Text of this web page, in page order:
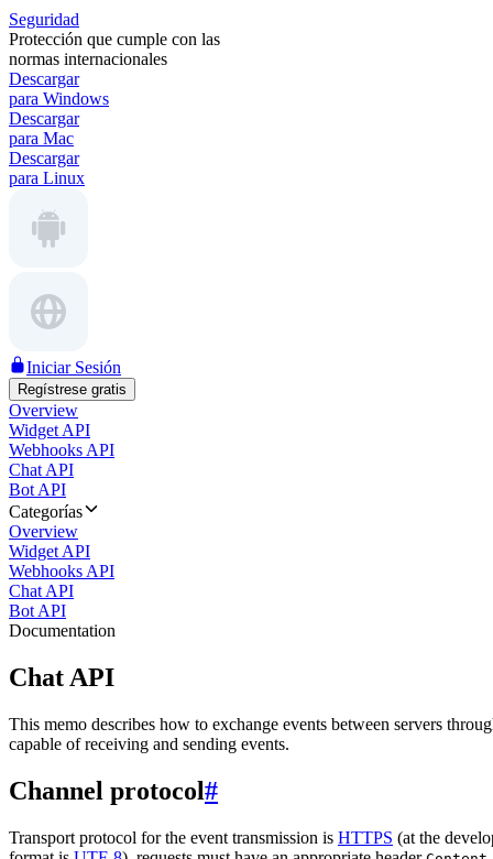
Seguridad
Protección que cumple con las
normas internacionales
Descargar
para Windows
Descargar
para Mac
Descargar
para Linux
Iniciar Sesión
Regístrese gratis
Overview
Widget API
Webhooks API
Chat API
Bot API
Categorías
Overview
Widget API
Webhooks API
Chat API
Bot API
Documentation
Chat API
This memo describes how to exchange events between servers
capable of receiving and sending events.
Channel protocol#
Transport protocol for the event transmission is HTTPS (at the